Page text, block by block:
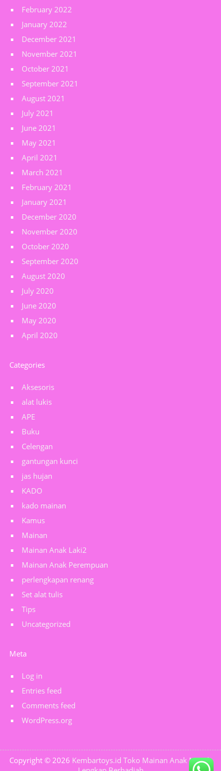
February 2022
January 2022
December 2021
November 2021
October 2021
September 2021
August 2021
July 2021
June 2021
May 2021
April 2021
March 2021
February 2021
January 2021
December 2020
November 2020
October 2020
September 2020
August 2020
July 2020
June 2020
May 2020
April 2020
Categories
Aksesoris
alat lukis
APE
Buku
Celengan
gantungan kunci
jas hujan
KADO
kado mainan
Kamus
Mainan
Mainan Anak Laki2
Mainan Anak Perempuan
perlengkapan renang
Set alat tulis
Tips
Uncategorized
Meta
Log in
Entries feed
Comments feed
WordPress.org
Copyright © 2026 Kembartoys.id Toko Mainan Anak Murah